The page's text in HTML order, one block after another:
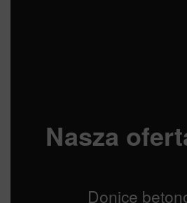
Nasza
Donice